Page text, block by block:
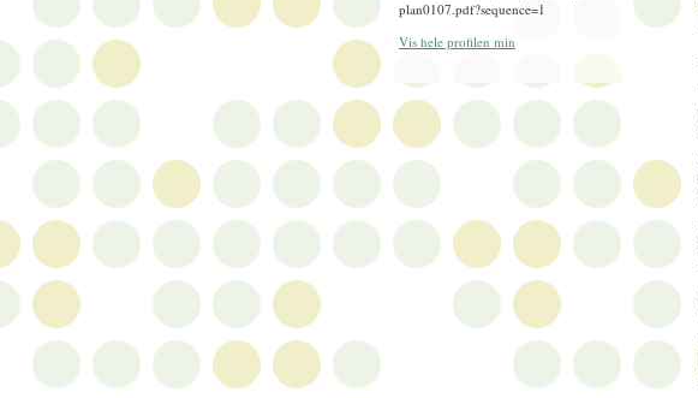
plan0107.pdf?sequence=1
Vis hele profilen min